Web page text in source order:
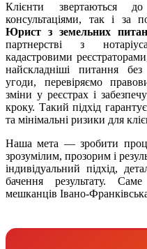
Клієнти звертаються
консультаціями, так і за
Юрист з земельних
партнерстві з
кадастровими
найскладніші питання
угоди, перевіряємо
зміни у реєстрах і
кроку. Такий підхід
та мінімальні ризики для
Наша мета — зробити
зрозумілим, прозорим і
індивідуальний підхід,
бачення результату.
мешканців Івано-